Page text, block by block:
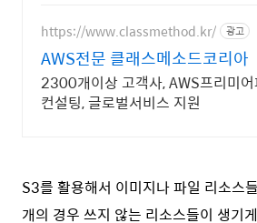
https://www.classmethod.kr/ 광고
AWS전문 클래스메소드코리아
2300개이상 고객사, AWS프리미
컨설팅, 글로벌서비스 지원
S3를 활용해서 이미지나 파일 리소스
개의 경우 쓰지 않는 리소스들이 생기